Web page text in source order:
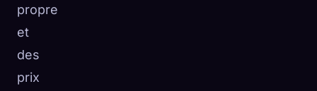
propre
et
des
prix